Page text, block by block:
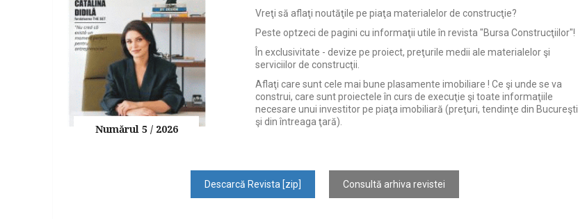
Numărul 5 / 2026
Vreţi să aflaţi noutăţile pe piaţa materialelor de construcţie?
Peste optzeci de pagini cu informaţii utile în revista "Bursa Construcţiilor"!
În exclusivitate - devize pe proiect, preţurile medii ale materialelor şi
serviciilor de construcţii.
Aflaţi care sunt cele mai bune plasamente imobiliare ! Ce şi unde se va
construi, care sunt proiectele în curs de execuţie şi toate informaţiile
necesare unui investitor pe piaţa imobiliară (preţuri, tendinţe din Bucureşti
şi din întreaga ţară).
Consultă arhiva revistei